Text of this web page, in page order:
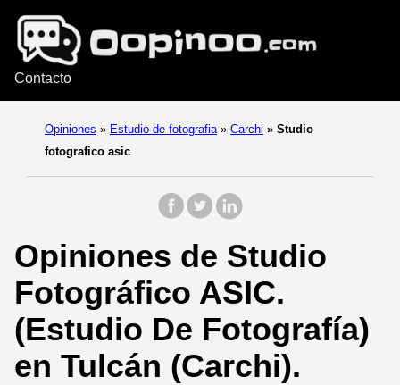
Contacto
Opiniones » Estudio de fotografia » Carchi » Studio
fotografico asic
Opiniones de Studio
Fotográfico ASIC.
(Estudio De Fotografía)
en Tulcán (Carchi).